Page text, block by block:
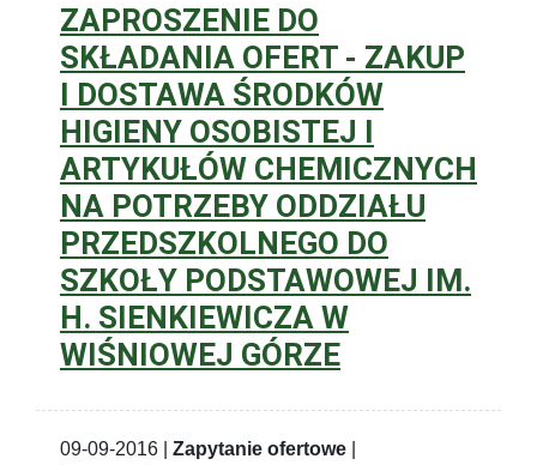
ZAPROSZENIE DO
SKŁADANIA OFERT - ZAKUP
I DOSTAWA ŚRODKÓW
HIGIENY OSOBISTEJ I
ARTYKUŁÓW CHEMICZNYCH
NA POTRZEBY ODDZIAŁU
PRZEDSZKOLNEGO DO
SZKOŁY PODSTAWOWEJ IM.
H. SIENKIEWICZA W
WIŚNIOWEJ GÓRZE
09-09-2016 | Zapytanie ofertowe